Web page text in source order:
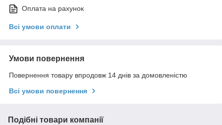
Оплата на рахунок
Всі умови оплати
Умови повернення
Повернення товару впродовж 14 днів за домовленістю
Всі умови повернення
Подібні товари компанії